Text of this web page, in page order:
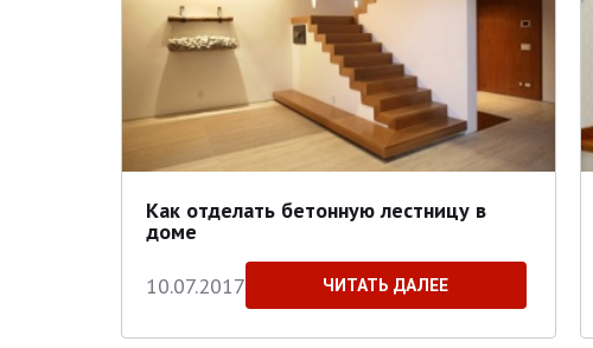
Как отделать бетонную лестницу в
доме
10.07.2017
ЧИТАТЬ ДАЛЕЕ